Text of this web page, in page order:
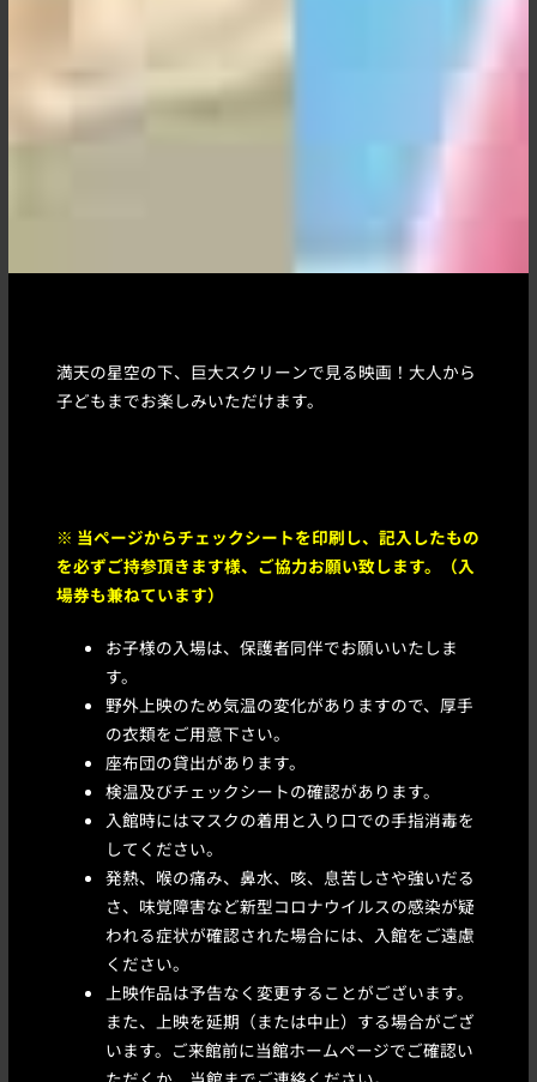
満天の星空の下、巨大スクリーンで見る映画！大人から
子どもまでお楽しみいただけます。
※ 当ページからチェックシートを印刷し、記入したもの
を必ずご持参頂きます様、ご協力お願い致します。（入
場券も兼ねています）
お子様の入場は、保護者同伴でお願いいたしま
す。
野外上映のため気温の変化がありますので、厚手
の衣類をご用意下さい。
座布団の貸出があります。
検温及びチェックシートの確認があります。
入館時にはマスクの着用と入り口での手指消毒を
してください。
発熱、喉の痛み、鼻水、咳、息苦しさや強いだる
さ、味覚障害など新型コロナウイルスの感染が疑
われる症状が確認された場合には、入館をご遠慮
ください。
上映作品は予告なく変更することがございます。
また、上映を延期（または中止）する場合がござ
います。ご来館前に当館ホームページでご確認い